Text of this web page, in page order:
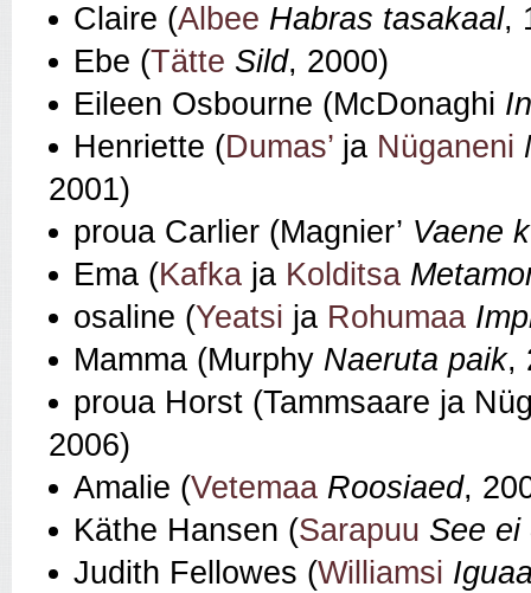
Claire (Albee Habras tasakaal,
Ebe (Tätte Sild, 2000)
Eileen Osbourne (McDonaghi
Henriette (Dumas’ ja Nüganeni
2001)
proua Carlier (Magnier’ Vaene
Ema (Kafka ja Kolditsa
osaline (Yeatsi ja Rohumaa
Mamma (Murphy Naeruta paik,
proua Horst (Tammsaare ja
2006)
Amalie (Vetemaa Roosiaed,
Käthe Hansen (Sarapuu See ei
Judith Fellowes (Williamsi